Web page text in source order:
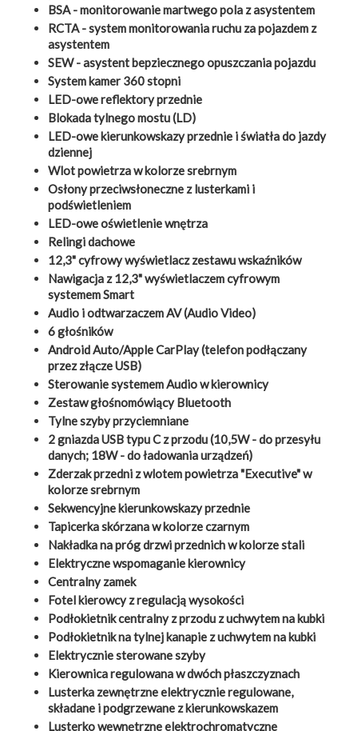
BSA - monitorowanie martwego pola z asystentem
RCTA - system monitorowania ruchu za pojazdem z
asystentem
SEW - asystent bepziecznego opuszczania pojazdu
System kamer 360 stopni
LED-owe reflektory przednie
Blokada tylnego mostu (LD)
LED-owe kierunkowskazy przednie i światła do jazdy
dziennej
Wlot powietrza w kolorze srebrnym
Osłony przeciwsłoneczne z lusterkami i
podświetleniem
LED-owe oświetlenie wnętrza
Relingi dachowe
12,3" cyfrowy wyświetlacz zestawu wskaźników
Nawigacja z 12,3" wyświetlaczem cyfrowym
systemem Smart
Audio i odtwarzaczem AV (Audio Video)
6 głośników
Android Auto/Apple CarPlay (telefon podłączany
przez złącze USB)
Sterowanie systemem Audio w kierownicy
Zestaw głośnomówiący Bluetooth
Tylne szyby przyciemniane
2 gniazda USB typu C z przodu (10,5W - do przesyłu
danych; 18W - do ładowania urządzeń)
Zderzak przedni z wlotem powietrza "Executive" w
kolorze srebrnym
Sekwencyjne kierunkowskazy przednie
Tapicerka skórzana w kolorze czarnym
Nakładka na próg drzwi przednich w kolorze stali
Elektryczne wspomaganie kierownicy
Centralny zamek
Fotel kierowcy z regulacją wysokości
Podłokietnik centralny z przodu z uchwytem na kubki
Podłokietnik na tylnej kanapie z uchwytem na kubki
Elektrycznie sterowane szyby
Kierownica regulowana w dwóch płaszczyznach
Lusterka zewnętrzne elektrycznie regulowane,
składane i podgrzewane z kierunkowskazem
Lusterko wewnętrzne elektrochromatyczne